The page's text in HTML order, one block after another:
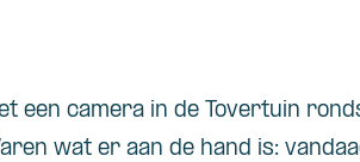
een camera in de Tovertuin
wat er aan de hand is: